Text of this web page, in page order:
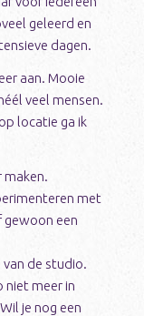
geleerd en
dagen.
aan. Mooie
veel mensen.
locatie ga ik
maken.
met
gewoon een
van de studio.
niet meer in
je nog een